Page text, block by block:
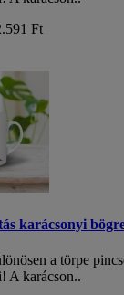
Ft
karácsonyi
a törpe
A karácson..